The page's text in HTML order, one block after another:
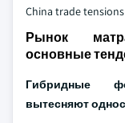
China trade
Рынок
основные
Гибридные
вытесняют